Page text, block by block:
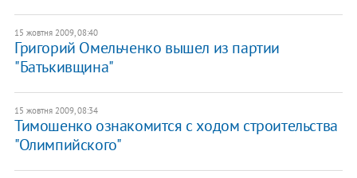
15 жовтня 2009, 08:40
Григорий Омельченко вышел из партии
"Батькивщина"
15 жовтня 2009, 08:34
Тимошенко ознакомится с ходом строительства
"Олимпийского"